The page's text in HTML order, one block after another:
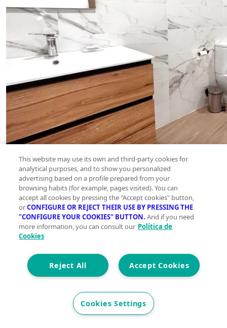
This website may use its own and third-party cookies for
analytical purposes, and to show you personalized
advertising based on a profile prepared from your
browsing habits (for example, pages visited). You can
accept all cookies by pressing the "Accept cookies" button,
orCONFIGURE OR REJECT THEIR USE BY PRESSING THE
"CONFIGURE YOUR COOKIES" BUTTON. And if you need
more information, you can consult our Política de
Cookies
Accept Cookies
Reject All
Cookies Settings